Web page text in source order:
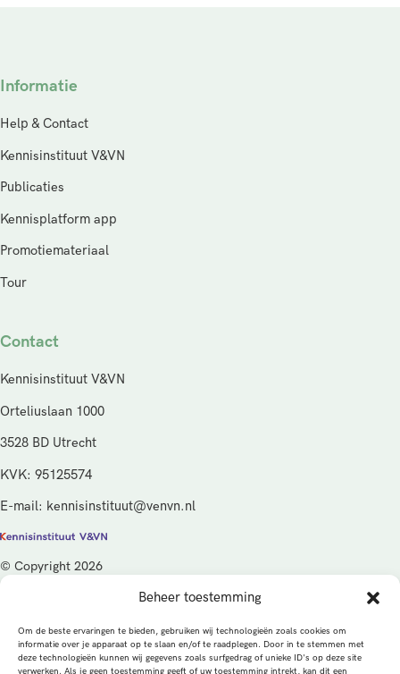
Beheer toestemming
Om de beste ervaringen te bieden, gebruiken wij technologieën zoals cookies om
informatie over je apparaat op te slaan en/of te raadplegen. Door in te stemmen met
deze technologieën kunnen wij gegevens zoals surfgedrag of unieke ID's op deze site
verwerken. Als je geen toestemming geeft of uw toestemming intrekt, kan dit een
Informatie
Help & Contact
Kennisinstituut V&VN
Publicaties
Kennisplatform app
Promotiemateriaal
Tour
Contact
Kennisinstituut V&VN
Orteliuslaan 1000
3528 BD Utrecht
KVK: 95125574
E-mail: kennisinstituut@venvn.nl
© Copyright 2026
De activiteiten van het Kennisinstituut V&VN worden gefinancierd
vanuit de kwaliteitsgelden van het ministerie van Volksgezondheid,
Welzijn en Sport (VWS), beheerd door ZonMw.